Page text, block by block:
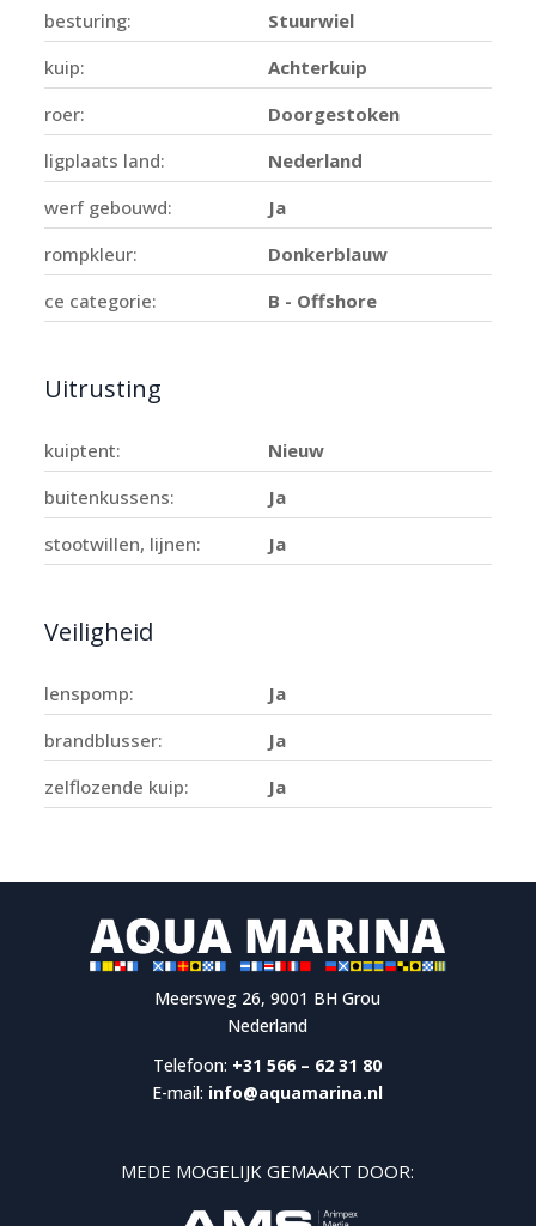
besturing:
Stuurwiel
kuip:
Achterkuip
roer:
Doorgestoken
ligplaats land:
Nederland
werf gebouwd:
Ja
rompkleur:
Donkerblauw
ce categorie:
B - Offshore
Uitrusting
kuiptent:
Nieuw
buitenkussens:
Ja
stootwillen, lijnen:
Ja
Veiligheid
lenspomp:
Ja
brandblusser:
Ja
zelflozende kuip:
Ja
Meersweg 26, 9001 BH Grou
Nederland
Telefoon: +31 566 – 62 31 80
E-mail: info@aquamarina.nl
MEDE MOGELIJK GEMAAKT DOOR: